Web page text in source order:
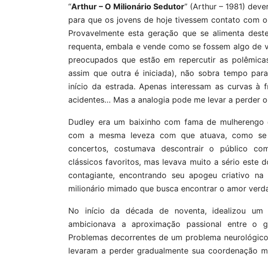
“Arthur – O Milionário Sedutor” (Arthur – 1981)
para que os jovens de hoje tivessem contato com
Provavelmente esta geração que se alimenta
requenta, embala e vende como se fossem algo de
preocupados que estão em repercutir as
assim que outra é iniciada), não sobra tempo
início da estrada. Apenas interessam as curvas
acidentes… Mas a analogia pode me levar a perder
Dudley era um baixinho com fama de
com a mesma leveza com que atuava, como
concertos, costumava descontrair o público
clássicos favoritos, mas levava muito a sério este
contagiante, encontrando seu apogeu criativo
milionário mimado que busca encontrar o amor
No início da década de noventa, idealizou um
ambicionava a aproximação passional entre o
Problemas decorrentes de um problema
levaram a perder gradualmente sua coordenação